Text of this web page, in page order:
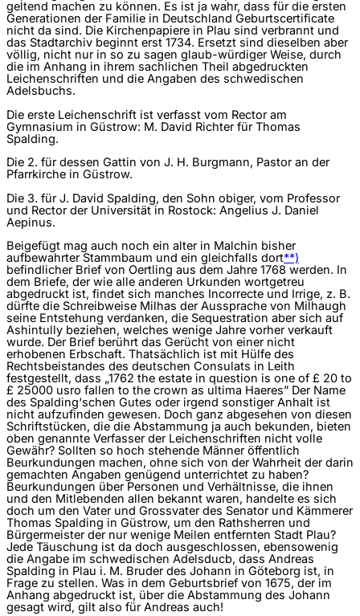
geltend machen zu können. Es ist ja wahr, dass für die ersten
Generationen der Familie in Deutschland Geburtscertificate
nicht da sind. Die Kirchenpapiere in Plau sind verbrannt und
das Stadtarchiv beginnt erst 1734. Ersetzt sind dieselben aber
völlig, nicht nur in so zu sagen glaub-würdiger Weise, durch
die im Anhang in ihrem sachlichen Theil abgedruckten
Leichenschriften und die Angaben des schwedischen
Adelsbuchs.
Die erste Leichenschrift ist verfasst vom Rector am
Gymnasium in Güstrow: M. David Richter für Thomas
Spalding.
Die 2. für dessen Gattin von J. H. Burgmann, Pastor an der
Pfarrkirche in Güstrow.
Die 3. für J. David Spalding, den Sohn obiger, vom Professor
und Rector der Universität in Rostock: Angelius J. Daniel
Aepinus.
Beigefügt mag auch noch ein alter in Malchin bisher
aufbewahrter Stammbaum und ein gleichfalls dort**)
befindlicher Brief von Oertling aus dem Jahre 1768 werden. In
dem Briefe, der wie alle anderen Urkunden wortgetreu
abgedruckt ist, findet sich manches Incorrecte und Irrige, z. B.
dürfte die Schreibweise Milhas der Aussprache von Milhaugh
seine Entstehung verdanken, die Sequestration aber sich auf
Ashintully beziehen, welches wenige Jahre vorher verkauft
wurde. Der Brief berührt das Gerücht von einer nicht
erhobenen Erbschaft. Thatsächlich ist mit Hülfe des
Rechtsbeistandes des deutschen Consulats in Leith
festgestellt, dass „1762 the estate in question is one of £ 20 to
£ 25000 usro fallen to the crown as ultima Haeres” Der Name
des Spalding‘schen Gutes oder irgend sonstiger Anhalt ist
nicht aufzufinden gewesen. Doch ganz abgesehen von diesen
Schriftstücken, die die Abstammung ja auch bekunden, bieten
oben genannte Verfasser der Leichenschriften nicht volle
Gewähr? Sollten so hoch stehende Männer öffentlich
Beurkundungen machen, ohne sich von der Wahrheit der darin
gemachten Angaben genügend unterrichtet zu haben?
Beurkundungen über Personen und Verhältnisse, die ihnen
und den Mitlebenden allen bekannt waren, handelte es sich
doch um den Vater und Grossvater des Senator und Kämmerer
Thomas Spalding in Güstrow, um den Rathsherren und
Bürgermeister der nur wenige Meilen entfernten Stadt Plau?
Jede Täuschung ist da doch ausgeschlossen, ebensowenig
die Angabe im schwedischen Adelsducb, dass Andreas
Spalding in Plau i. M. Bruder des Johann in Göteborg ist, in
Frage zu stellen. Was in dem Geburtsbrief von 1675, der im
Anhang abgedruckt ist, über die Abstammung des Johann
gesagt wird, gilt also für Andreas auch!